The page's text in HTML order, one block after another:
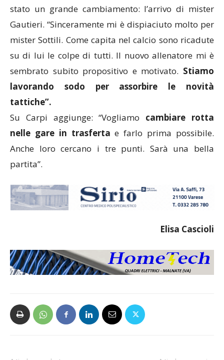
stato un grande cambiamento: l’arrivo di mister
Gautieri. “Sinceramente mi è dispiaciuto molto per
mister Sottili. Come capita nel calcio sono ricadute
su di lui le colpe di tutti. Il nuovo allenatore mi è
sembrato subito propositivo e motivato. Stiamo
lavorando sodo per assorbire le novità
tattiche”.
Su Carpi aggiunge: “Vogliamo cambiare rotta
nelle gare in trasferta e farlo prima possibile.
Anche loro cercano i tre punti. Sarà una bella
partita”.
Elisa Cascioli